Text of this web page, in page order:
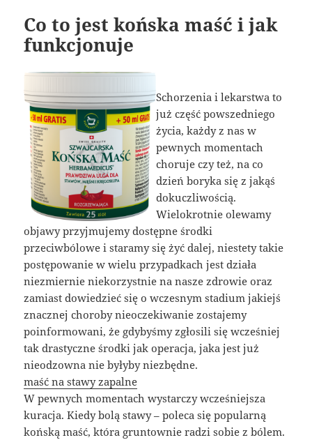
Co to jest końska maść i jak
funkcjonuje
Schorzenia i lekarstwa to
już część powszedniego
życia, każdy z nas w
pewnych momentach
choruje czy też, na co
dzień boryka się z jakąś
dokuczliwością.
Wielokrotnie olewamy
objawy przyjmujemy dostępne środki
przeciwbólowe i staramy się żyć dalej, niestety takie
postępowanie w wielu przypadkach jest działa
niezmiernie niekorzystnie na nasze zdrowie oraz
zamiast dowiedzieć się o wczesnym stadium jakiejś
znacznej choroby nieoczekiwanie zostajemy
poinformowani, że gdybyśmy zgłosili się wcześniej
tak drastyczne środki jak operacja, jaka jest już
nieodzowna nie byłyby niezbędne.
maść na stawy zapalne
W pewnych momentach wystarczy wcześniejsza
kuracja. Kiedy bolą stawy – poleca się popularną
końską maść, która gruntownie radzi sobie z bólem.